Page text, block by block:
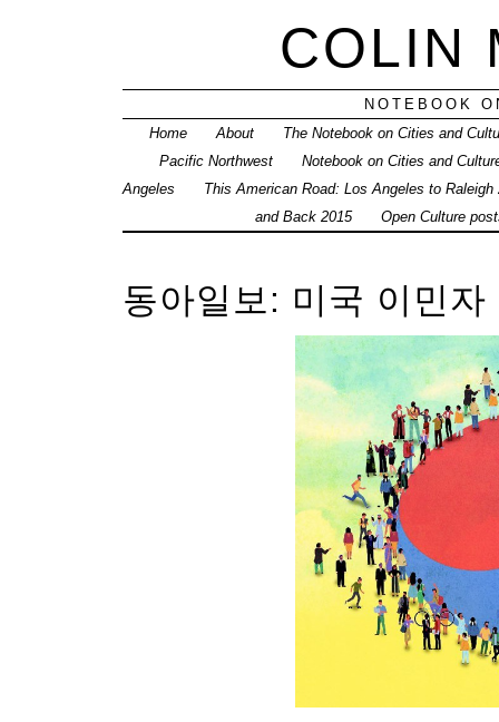
COLIN
NOTEBOOK
Home
About
The Notebook on Cities and
Pacific Northwest
Notebook on Cities and
Angeles
This American Road: Los Angeles to Raleigh
and Back 2015
Open Culture
동아일보: 미국 이민